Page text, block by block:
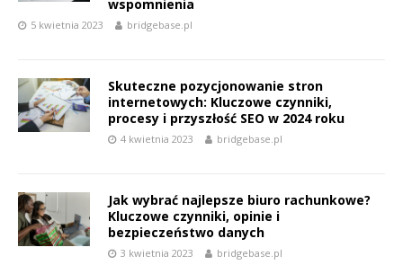
wspomnienia
5 kwietnia 2023 bridgebase.pl
Skuteczne pozycjonowanie stron
internetowych: Kluczowe czynniki,
procesy i przyszłość SEO w 2024 roku
4 kwietnia 2023 bridgebase.pl
Jak wybrać najlepsze biuro rachunkowe?
Kluczowe czynniki, opinie i
bezpieczeństwo danych
3 kwietnia 2023 bridgebase.pl